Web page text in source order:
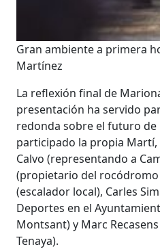
Gran ambiente a primera
Martínez
La reflexión final de
presentación ha servido
redonda sobre el futuro de
participado la propia Martí,
Calvo (representando a
(propietario del
(escalador local), Carles
Deportes en el
Montsant) y Marc
Tenaya).